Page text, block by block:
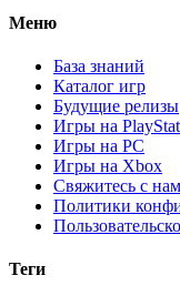
Меню
База знаний
Каталог игр
Будущие релизы
Игры на
Игры на PC
Игры на Xbox
Свяжитесь с
Политики
Теги